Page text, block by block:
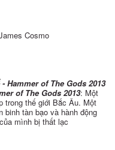
Cosmo
Hammer of The Gods 2013
of The Gods 2013: Một
trong thế giới Bắc Âu. Một
binh tàn bạo và hành động
mình bị thất lạc